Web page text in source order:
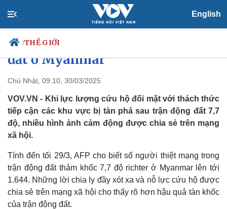
English
/THẾ GIỚI
Chính trị
Đảng
Tổ chức nhân sự
Quốc hội
Nhận diện sự thật
Xã hội
Tin 24h
Dự báo thời tiết
Việc làm
Biển đảo
Con trai nắm chặt tay mẹ mắc
kẹt trong đống đổ nát sau động
đất ở Myanmar
Chủ Nhật, 09:10, 30/03/2025
VOV.VN - Khi lực lượng cứu hộ đối mặt với thách thức
tiếp cận các khu vực bị tàn phá sau trận động đất 7,7
độ, nhiều hình ảnh cảm động được chia sẻ trên mạng
xã hội.
Tính đến tối 29/3, AFP cho biết số người thiệt mạng trong
trận động đất thảm khốc 7,7 độ richter ở Myanmar lên tới
1.644. Những lời chia ly đầy xót xa và nỗ lực cứu hộ được
chia sẻ trên mạng xã hội cho thấy rõ hơn hậu quả tàn khốc
của trận động đất.